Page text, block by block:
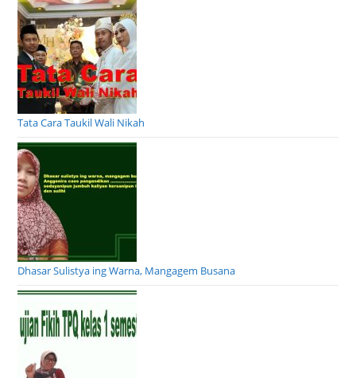
Tata Cara Taukil Wali Nikah
Dhasar Sulistya ing Warna, Mangagem Busana